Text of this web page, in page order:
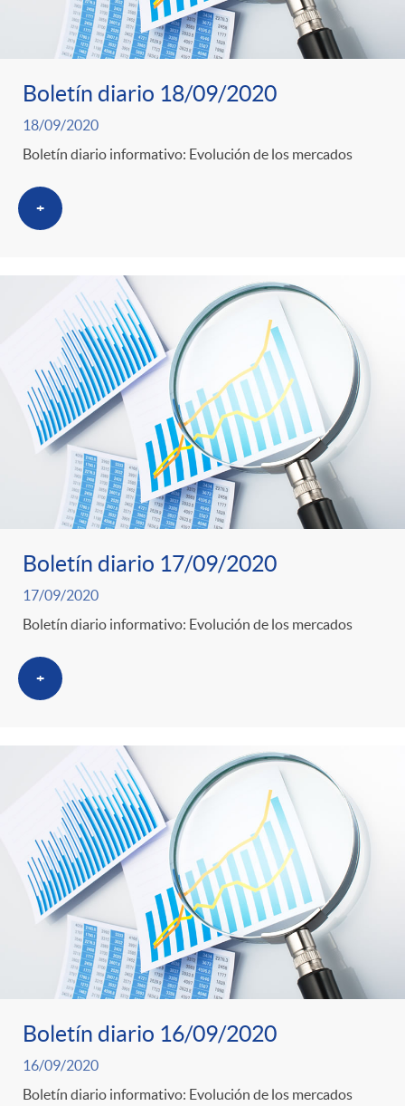
Boletín diario 18/09/2020
18/09/2020
Boletín diario informativo: Evolución de los mercados
+
Boletín diario 17/09/2020
17/09/2020
Boletín diario informativo: Evolución de los mercados
+
Boletín diario 16/09/2020
16/09/2020
Boletín diario informativo: Evolución de los mercados